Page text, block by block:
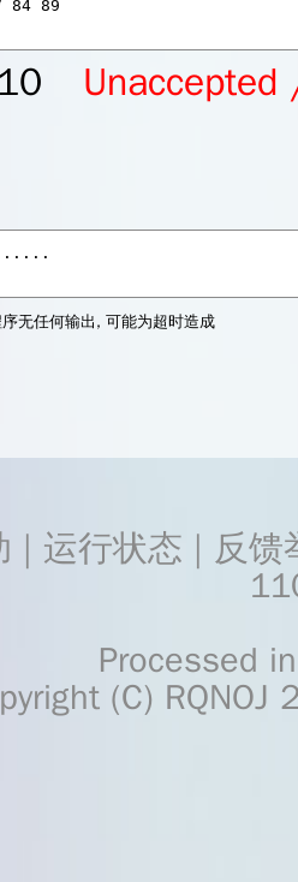
无任何输出, 可能为超时造成
| 运行状态 | 反馈